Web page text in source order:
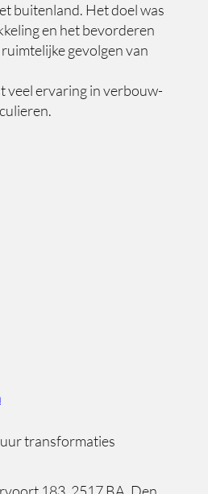
buitenland. Het doel was
en het bevorderen
gevolgen van
veel ervaring in verbouw-
transformaties